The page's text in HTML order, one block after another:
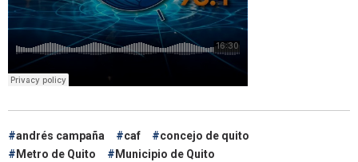
andrés campaña caf
concejo de quito
Metro de Quito
Municipio de Quito